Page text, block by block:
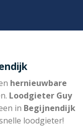
hernieuwbare
Loodgieter Guy
in Begijnendijk
loodgieter!